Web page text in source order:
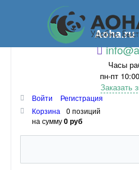
Aoha.ru
Часы
пн-пт
Заказать
Войти
Регистрация
Корзина
0 позиций
на сумму0 руб